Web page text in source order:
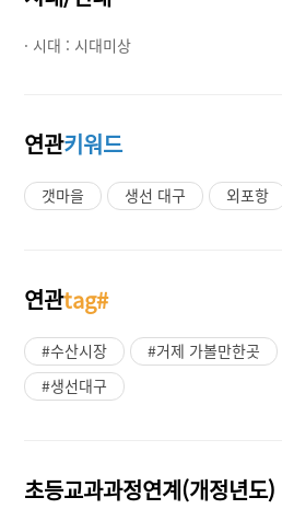
· 시대 : 시대미상
연관키워드
갯마을 생선 대구 외포항
연관tag#
#수산시장 #거제 가볼만한곳
#생선대구
초등교과과정연계(개정년도)